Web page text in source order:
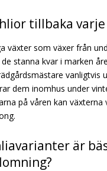
tillbaka varje
växter som växer från
stanna kvar i marken
vanligtvis
dem inomhus under
på våren kan växterna
är